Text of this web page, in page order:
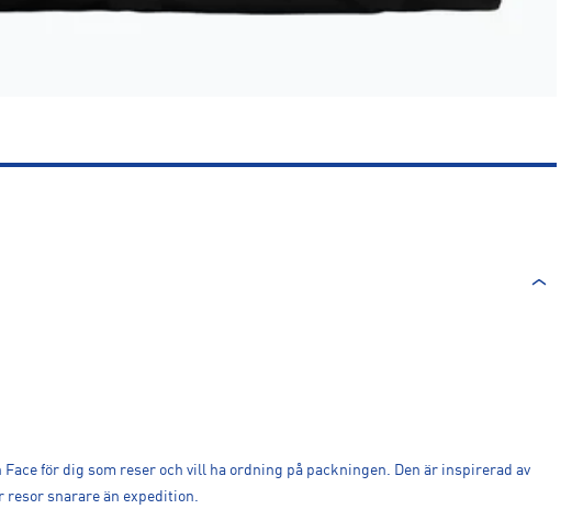
för dig som reser och vill ha ordning på packningen. Den är inspirerad av
resor snarare än expedition.